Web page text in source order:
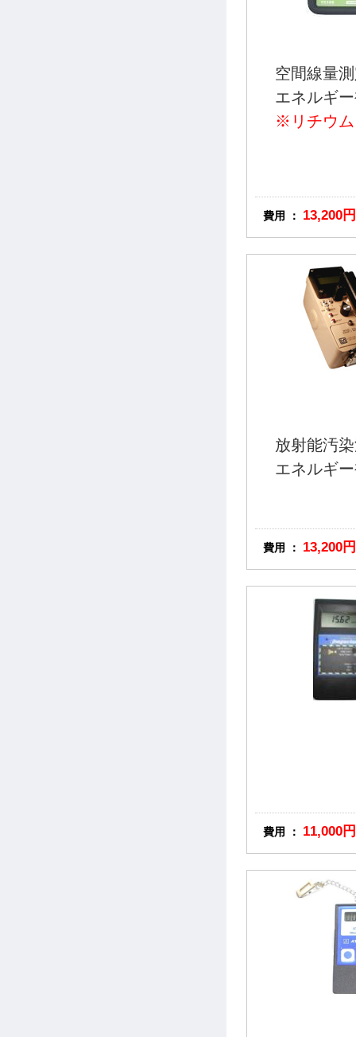
空間線量
エネルギ
※リチウム
費用 ： 13,200円
放射能汚
エネルギ
費用 ： 13,200円
費用 ： 11,000円